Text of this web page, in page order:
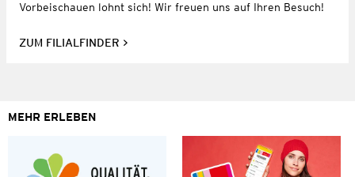
Vorbeischauen lohnt sich! Wir freuen uns auf Ihren Besuch!
ZUM FILIALFINDER
MEHR ERLEBEN